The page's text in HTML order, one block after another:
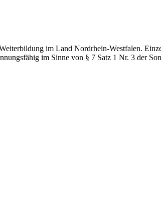
im Land Nordrhein-Westfalen.
im Sinne von § 7 Satz 1 Nr. 3 der